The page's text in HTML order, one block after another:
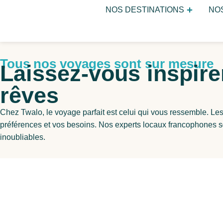
NOS DESTINATIONS
Tous nos voyages sont sur mesure
Laissez-vous
rêves
Chez Twalo, le voyage parfait est celui qui vous ressemble.
préférences et vos besoins. Nos experts locaux francophones
inoubliables.